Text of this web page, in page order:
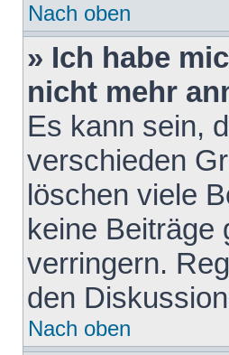
Nach oben
» Ich habe
nicht mehr
Es kann sein,
verschieden
löschen viele
keine Beiträge
verringern.
den
Nach oben